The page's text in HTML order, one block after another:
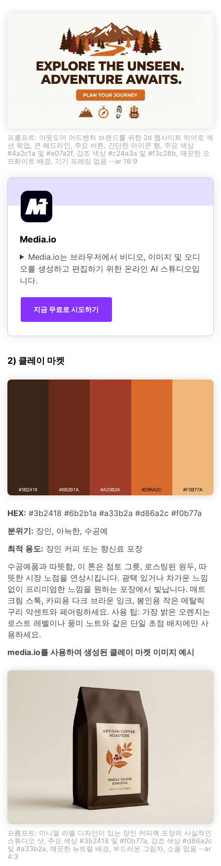
프롬프트: 아웃도어 어드벤처 브랜드를 위한 2d 웹사이트 히어로 섹
션 목업, 큰 헤드라인, 주요 버튼, 간단한 아이콘 행, 주요 색상
#4a2c1a 및 #e07a2f, 강조 색상 #c24a3a 및 #f3c28b, 깨끗한 오
프화이트 배경, 기기 프레임 없음 --ar 16:9
Media.io
Media.io는 브라우저에서 비디오, 이미지 및 오디
오를 생성하고 편집하기 위한 온라인 AI 스튜디오입
니다.
지금 무료로 시도하기
2) 클레이 마켓
HEX: #3b2418 #6b2b1a #a33b2a #d86a2c #f0b77a
분위기: 장인, 아늑한, 수공예
최적 용도: 장인 커피 또는 향신료 포장
수공예품과 따뜻함, 이 톤은 점토 그릇, 로스팅된 원두, 따
뜻한 시장 노점을 연상시킵니다. 광택 있거나 차가운 느낌
없이 프리미엄한 느낌을 원하는 포장에서 빛납니다. 매트
크림 스톡, 카피용 다크 브라운 잉크, 봉인용 작은 메탈릭
구리 악센트와 페어링하세요. 사용 팁: 가장 밝은 오렌지는
로스트 레벨이나 풍미 노트와 같은 단일 초점 배지에만 사
용하세요.
media.io를 사용하여 생성된 클레이 마켓 이미지 예시
프롬프트: 미니멀 라벨 디자인이 있는 장인 커피백 포장의 사실적인
스튜디오 샷, 주요 색상 #3b2418 및 #f0b77a, 강조 색상 #d86a2c
및 #a33b2a, 깨끗한 뉴트럴 배경, 부드러운 그림자, 소품 없음 --ar
4:3